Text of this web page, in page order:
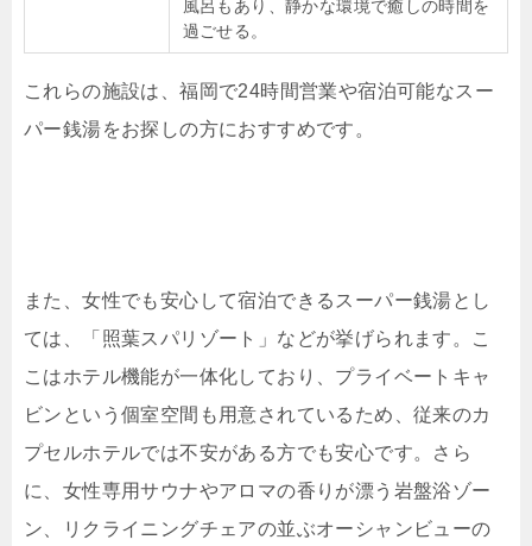
風呂もあり、静かな環境で癒しの時間を
過ごせる。
これらの施設は、福岡で24時間営業や宿泊可能なスー
パー銭湯をお探しの方におすすめです。
また、女性でも安心して宿泊できるスーパー銭湯とし
ては、「照葉スパリゾート」などが挙げられます。こ
こはホテル機能が一体化しており、プライベートキャ
ビンという個室空間も用意されているため、従来のカ
プセルホテルでは不安がある方でも安心です。さら
に、女性専用サウナやアロマの香りが漂う岩盤浴ゾー
ン、リクライニングチェアの並ぶオーシャンビューの